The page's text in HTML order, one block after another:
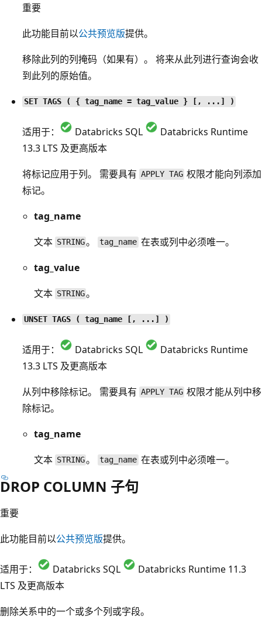
重要
此功能目前以公共预览版提供。
移除此列的列掩码（如果有）。 将来从此列进行查询会收
到此列的原始值。
SET TAGS ( { tag_name = tag_value } [, ...] )
适用于： Databricks SQL
Databricks Runtime
13.3 LTS 及更高版本
将标记应用于列。 需要具有 APPLY TAG 权限才能向列添加
标记。
tag_name
文本 STRING。 tag_name 在表或列中必须唯一。
tag_value
文本 STRING。
UNSET TAGS ( tag_name [, ...] )
适用于： Databricks SQL
Databricks Runtime
13.3 LTS 及更高版本
从列中移除标记。 需要具有 APPLY TAG 权限才能从列中移
除标记。
tag_name
文本 STRING。 tag_name 在表或列中必须唯一。
DROP COLUMN 子句
重要
此功能目前以公共预览版提供。
适用于： Databricks SQL
Databricks Runtime 11.3
LTS 及更高版本
删除关系中的一个或多个列或字段。